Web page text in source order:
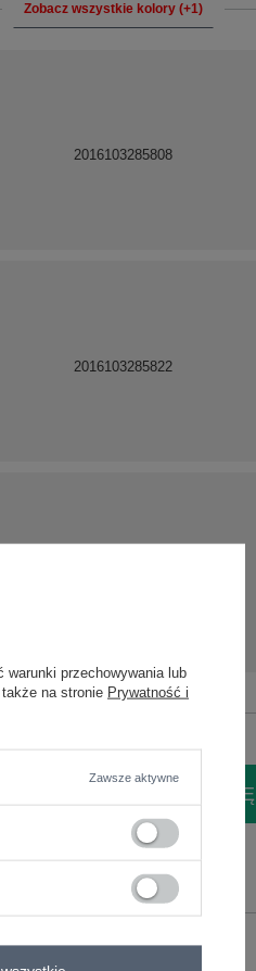
Zobacz wszystkie kolory (+1)
2016103285822
2016103285808
SIĘ I ZOBACZ CENĘ
warunki przechowywania lub
na stronie Prywatność i
Zawsze aktywne